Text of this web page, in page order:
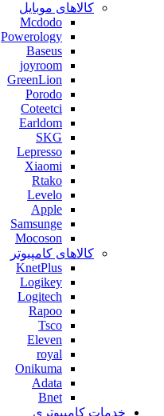
کالاهای موبایل
Mcdodo
Powerology
Baseus
joyroom
GreenLion
Porodo
Coteetci
Earldom
SKG
Lepresso
Xiaomi
Rtako
Levelo
Apple
Samsunge
Mocoson
کالاهای کامپیوتر
KnetPlus
Logikey
Logitech
Rapoo
Tsco
Eleven
royal
Onikuma
Adata
Bnet
خدمات کامپیوتری